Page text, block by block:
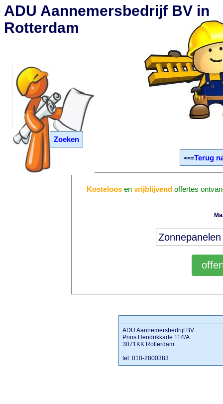
Zoeken
ADU Aannemersbedrijf BV in
Rotterdam
<<=Terug
Kosteloosen vrijblijvendoffertes
ADU Aannemersbedrijf BV
Prins Hendrikkade 114/A
3071KK Rotterdam
tel: 010-2800383